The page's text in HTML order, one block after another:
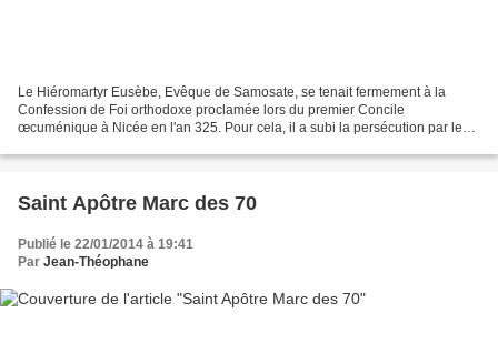
Le Hiéromartyr Eusèbe, Evêque de Samosate, se tenait fermement à la
Confession de Foi orthodoxe proclamée lors du premier Concile
œcuménique à Nicée en l'an 325. Pour cela, il a subi la persécution par les
Saint Apôtre Marc des 70
Publié le 22/01/2014 à 19:41
Par Jean-Théophane